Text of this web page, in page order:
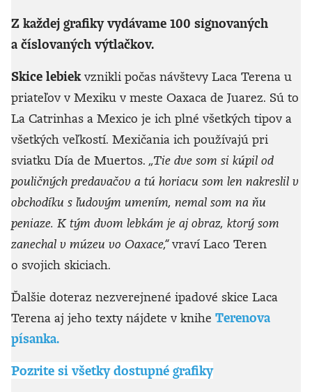
Z každej grafiky vydávame 100 signovaných
a číslovaných výtlačkov.
Skice lebiekvznikli počas návštevy Laca Terena u
priateľov v Mexiku v meste Oaxaca de Juarez. Sú to
La Catrinhas a Mexico je ich plné všetkých tipov a
všetkých veľkostí. Mexičania ich používajú pri
sviatku Día de Muertos. „Tie dve som si kúpil od
pouličných predavačov a tú horiacu som len nakreslil v
obchodíku s ľudovým umením, nemal som na ňu
peniaze. K tým dvom lebkám je aj obraz, ktorý som
zanechal v múzeu vo Oaxace,“vraví Laco Teren
o svojich skiciach.
Ďalšie doteraz nezverejnené ipadové skice Laca
Terena aj jeho texty nájdete v knihe Terenova
písanka.
Pozrite si všetky dostupné grafiky